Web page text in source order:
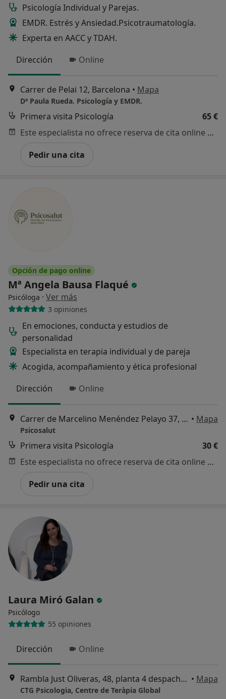
Psicología Individual y Parejas.
EMDR. Estrés y Ansiedad.Psicotraumatología.
Experta en AACC y TDAH.
Dirección
Online
Carrer de Pelai 12, Barcelona • Mapa
Dª Paula Rueda. Psicología y EMDR.
Primera visita Psicología
65 €
Este especialista no ofrece reserva de cita online en esta dirección.
Pedir una cita
Opción de pago online
Mª Angela Bausa Flaqué
Psicóloga · Ver más
3 opiniones
En emociones, conducta y estudios de
personalidad
Especialista en terapia individual y de pareja
Acogida, acompañamiento y ética profesional
Dirección
Online
Carrer de Marcelino Menéndez Pelayo 37, Cornellà de Llobregat • Mapa
Psicosalut
Primera visita Psicología
30 €
Este especialista no ofrece reserva de cita online en esta dirección.
Pedir una cita
Laura Miró Galan
Psicólogo
55 opiniones
Dirección Online
Rambla Just Oliveras, 48, planta 4 despacho 11, L'Hospitalet de Llobregat • Mapa
CTG Psicologia, Centre de Teràpia Global